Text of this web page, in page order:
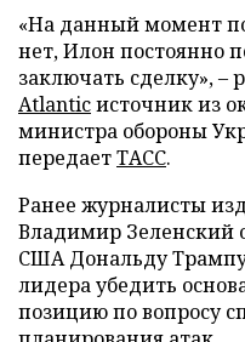
«На данный момент
нет, Илон постоянно
заключать сделку», –
Atlanticисточник из
министра обороны
передаетТАСС.
Ранее журналисты
Владимир Зеленский
США Дональду
лидера убедить
позицию по вопросу